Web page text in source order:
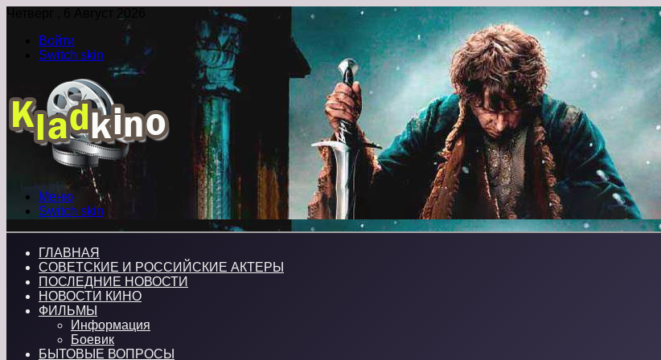
Четверг , 6 Август 2026
Войти
Switch skin
Меню
Switch skin
ГЛАВНАЯ
СОВЕТСКИЕ И РОССИЙСКИЕ АКТЕРЫ
ПОСЛЕДНИЕ НОВОСТИ
НОВОСТИ КИНО
ФИЛЬМЫ
Информация
Боевик
БЫТОВЫЕ ВОПРОСЫ